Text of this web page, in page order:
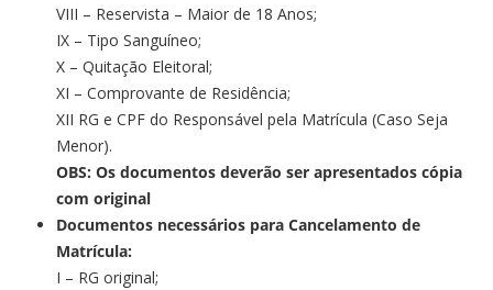
VIII – Reservista – Maior de 18 Anos;
IX – Tipo Sanguíneo;
X – Quitação Eleitoral;
XI – Comprovante de Residência;
XII RG e CPF do Responsável pela Matrícula (Caso Seja
Menor).
OBS: Os documentos deverão ser apresentados cópia
com original
Documentos necessários para Cancelamento de
Matrícula:
I – RG original;